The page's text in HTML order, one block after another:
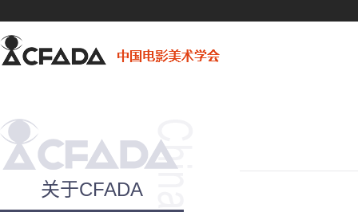
关于CFADA